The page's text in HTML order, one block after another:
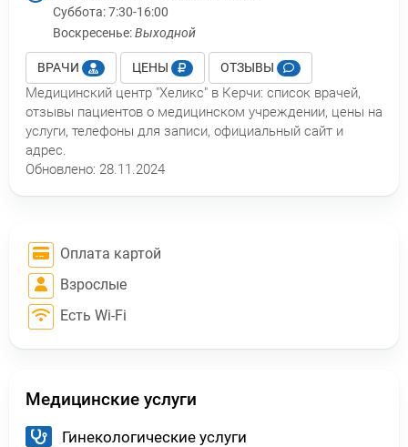
Суббота:7:30-16:00
Воскресенье:Выходной
ВРАЧИ ЦЕНЫ ОТЗЫВЫ
Медицинский центр "Хеликс" в Керчи: список врачей,
отзывы пациентов о медицинском учреждении, цены на
услуги, телефоны для записи, официальный сайт и
адрес.
Обновлено: 28.11.2024
Оплата картой
Взрослые
Есть Wi-Fi
Медицинские услуги
Гинекологические услуги